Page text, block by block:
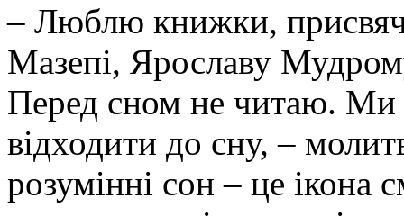
– Люблю книжки,
Мазепі, Ярославу
Перед сном не читаю. Ми
відходити до сну, –
розумінні сон – це ікона